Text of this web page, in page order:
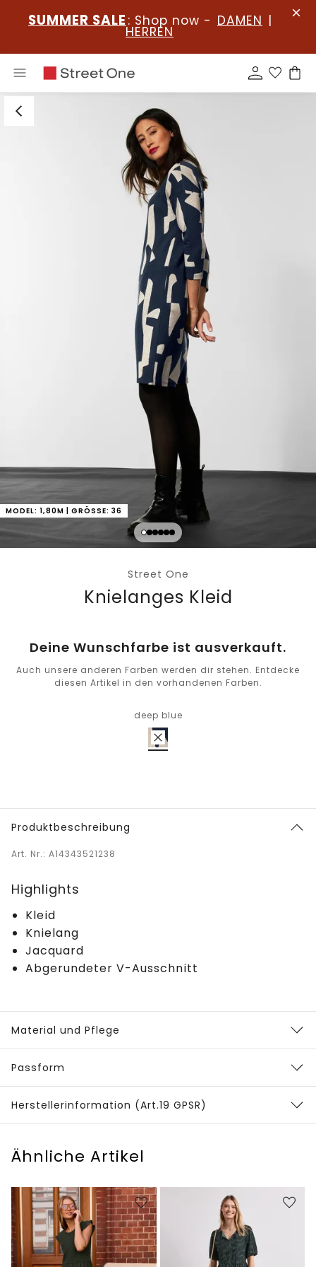
SUMMER SALE : Shop now - DAMEN |
HERREN
MODEL: 1,80M | GRÖSSE: 36
Street One
Knielanges Kleid
Deine Wunschfarbe ist ausverkauft.
Auch unsere anderen Farben werden dir stehen. Entdecke
diesen Artikel in den vorhandenen Farben.
deep blue
Produktbeschreibung
Art. Nr.: A14343521238
Highlights
Kleid
Knielang
Jacquard
Abgerundeter V-Ausschnitt
Material und Pflege
Passform
Herstellerinformation (Art.19 GPSR)
Ähnliche Artikel